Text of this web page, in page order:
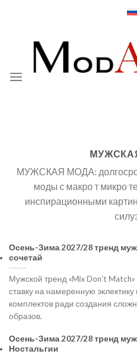
МУЖСКАЯ МОДА:
моды с макро т микро
инспирационными
Осень-Зима 2027/28 тренд
сочетай
Мужской тренд «Mix Don’t
ставку на намеренную
комплектов ради создания
образов.
Осень-Зима 2027/28 тренд
Ностальгии